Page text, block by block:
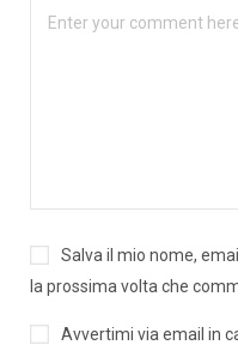
Salva il mio nome,
la prossima volta che
Avvertimi via email in